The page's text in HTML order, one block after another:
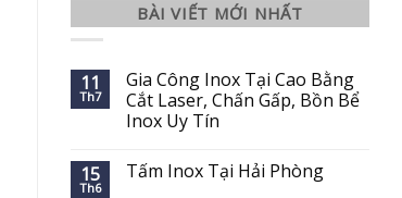
BÀI VIẾT MỚI NHẤT
11
Th7
Gia Công Inox Tại Cao Bằng
Cắt Laser, Chấn Gấp, Bồn Bể
Inox Uy Tín
15
Th6
Tấm Inox Tại Hải Phòng